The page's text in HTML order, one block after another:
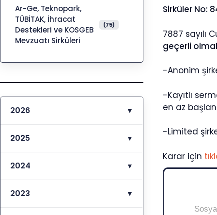
Sirküler No:
7887 sayılı
geçerli
-Anonim
-Kayıtlı
en az
-Limited
Karar için
Ar-Ge, Teknopark,
TÜBİTAK, İhracat
Destekleri ve KOSGEB
Mevzuatı Sirküleri
(75)
2026 ▼
2025 ▼
2024 ▼
2023 ▼